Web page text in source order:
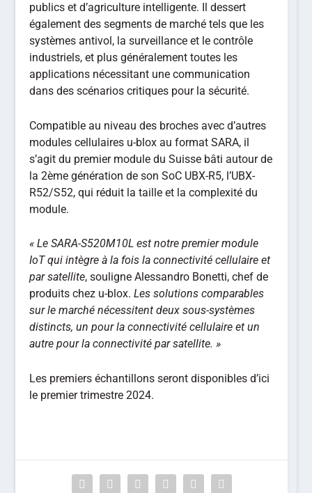
publics et d’agriculture intelligente. Il dessert
également des segments de marché tels que les
systèmes antivol, la surveillance et le contrôle
industriels, et plus généralement toutes les
applications nécessitant une communication
dans des scénarios critiques pour la sécurité.
Compatible au niveau des broches avec d’autres
modules cellulaires u-blox au format SARA, il
s’agit du premier module du Suisse bâti autour de
la 2ème génération de son SoC UBX-R5, l’UBX-
R52/S52, qui réduit la taille et la complexité du
module.
« Le SARA-S520M10L est notre premier module
IoT qui intègre à la fois la connectivité cellulaire et
par satellite, souligne Alessandro Bonetti, chef de
produits chez u-blox.Les solutions comparables
sur le marché nécessitent deux sous-systèmes
distincts, un pour la connectivité cellulaire et un
autre pour la connectivité par satellite. »
Les premiers échantillons seront disponibles d’ici
le premier trimestre 2024.